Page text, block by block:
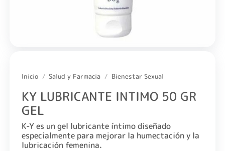
Inicio / Salud y Farmacia / Bienestar Sexual
KY LUBRICANTE INTIMO 50 GR
GEL
K-Y es un gel lubricante íntimo diseñado
especialmente para mejorar la humectación y la
lubricación femenina.